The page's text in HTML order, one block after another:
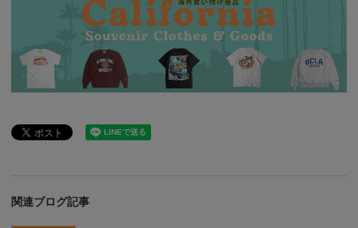
関連ブログ記事